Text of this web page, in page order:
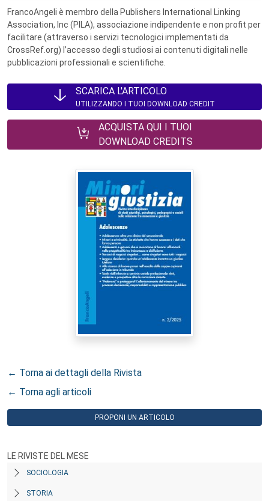
FrancoAngeli è membro della Publishers International Linking
Association, Inc (PILA), associazione indipendente e non profit per
facilitare (attraverso i servizi tecnologici implementati da
CrossRef.org) l’accesso degli studiosi ai contenuti digitali nelle
pubblicazioni professionali e scientifiche.
SCARICA L'ARTICOLO
UTILIZZANDO I TUOI DOWNLOAD CREDIT
ACQUISTA QUI I TUOI
DOWNLOAD CREDITS
← Torna ai dettagli della Rivista
← Torna agli articoli
PROPONI UN ARTICOLO
LE RIVISTE DEL MESE
SOCIOLOGIA
STORIA